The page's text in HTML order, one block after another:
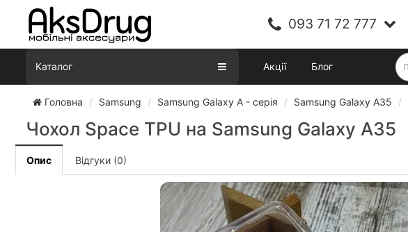
093 71 72 777
Каталог Акції Блог
Головна Samsung Samsung Galaxy A - серія Samsung Galaxy A35
Чохол Space TPU на Samsung Galaxy A35
Опис Відгуки (0)